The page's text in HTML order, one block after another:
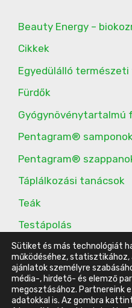
Beauty Energy –
Cikkek
Egyedülálló természeti
Fürdők
Gyógynövénytartalmú
Pentagram®
Pentagram®
Táplálkozási tanácsok
Teák
Testápolás
További étrend-
© 2016-2023 Energy
Sütiket és más technológiát
működéséhez,
ajánlatok személyre
média-, hirdető- és elemző
megosztásához. Partnereink
adatokkal is. Az gombra